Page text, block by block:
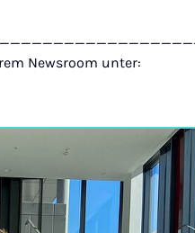
Newsroom unter: